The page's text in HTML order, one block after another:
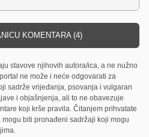
KOMENTARA (4)
stavove njihovih autora/ica, a ne nužno
ne može i neće odgovarati za
sadrže vrijeđanja, psovanja i vulgaran
i objašnjenja, ali to ne obavezuje
koji krše pravila. Čitanjem prihvatate
biti pronađeni sadržaji koji mogu